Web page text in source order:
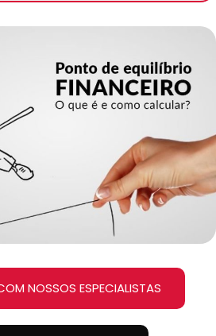
NOSSOS ESPECIALISTAS